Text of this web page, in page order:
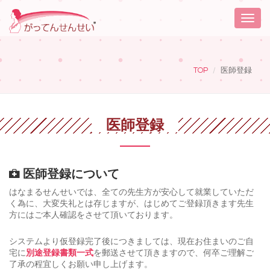
Toggle
TOP 医師登録
医師登録
医師登録について
はなまるせんせいでは、全ての先生方が安心して就業していただ
く為に、大変失礼とは存じますが、はじめてご登録頂きます先生
方にはご本人確認をさせて頂いております。
システムより仮登録完了後につきましては、現在お住まいのご自
宅に 別途登録書類一式を郵送させて頂きますので、何卒ご理解ご
了承の程宜しくお願い申し上げます。